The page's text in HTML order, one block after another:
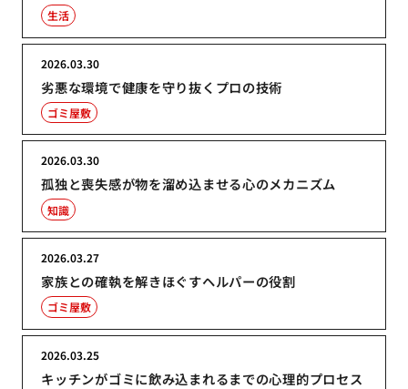
生活
劣悪な環境で健康を守り抜くプロの技術
2026.03.30
ゴミ屋敷
孤独と喪失感が物を溜め込ませる心のメカニズム
2026.03.30
知識
家族との確執を解きほぐすヘルパーの役割
2026.03.27
ゴミ屋敷
キッチンがゴミに飲み込まれるまでの心理的プロセス
2026.03.25